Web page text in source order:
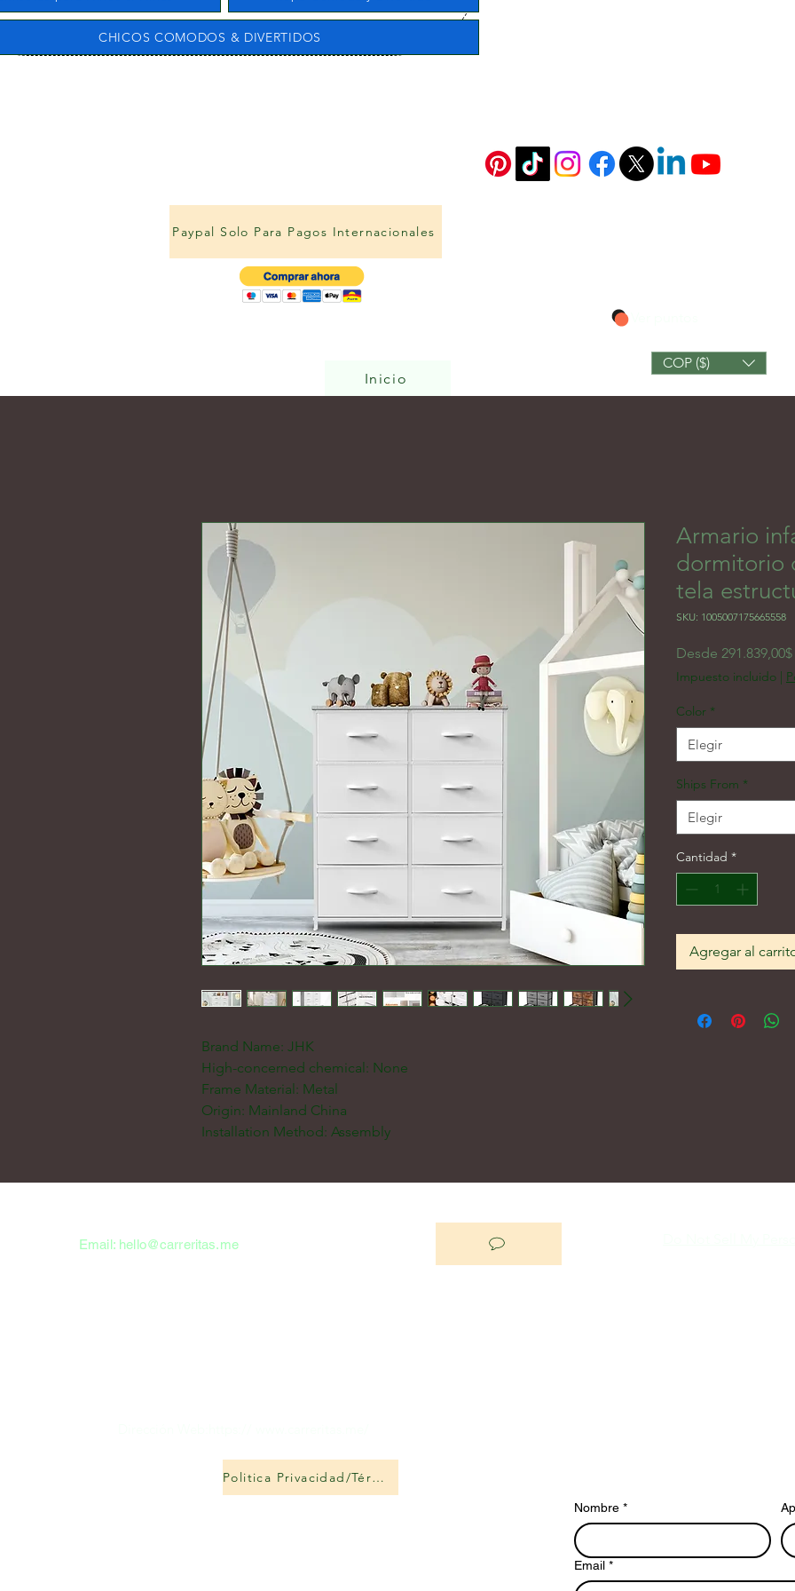
CHICOS COMODOS & DIVERTIDOS
Paypal Solo Para Pagos Internacionales
Inicio
COP ($)
Brand Name: JHK
High-concerned chemical: None
Frame Material: Metal
Origin: Mainland China
Installation Method: Assembly
Armario
dormitorio
tela
SKU: 1005007175665558
Desde 291.839,00$
Impuesto incluido |
Color *
Elegir
Ships From *
Elegir
Cantidad *
Agregar al
Email: hello@carreritas.me
Politica Privacidad/Términos-Condiciones
Nombre *
Email *